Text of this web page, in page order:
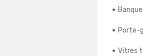
Porte-
Vitres